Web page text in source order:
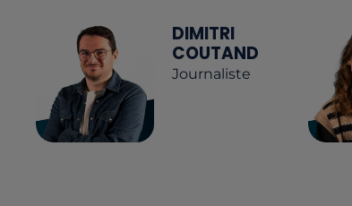
DIMITRI
COUTAND
Journaliste